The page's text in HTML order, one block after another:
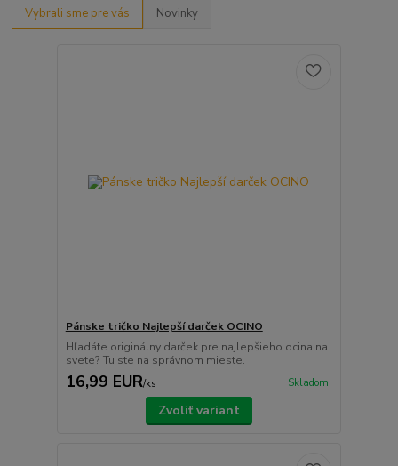
Vybrali sme pre vás Novinky
Pánske tričko Najlepší darček OCINO
Hľadáte originálny darček pre najlepšieho ocina na
svete? Tu ste na správnom mieste.
16,99 EUR/ks Skladom
Zvoliť variant